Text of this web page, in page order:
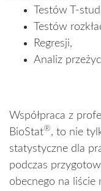
Testów T-
Testów
Regresji,
Analiz
Współpraca z
BioStat®, to nie
statystyczne dla
podczas
obecnego na liście